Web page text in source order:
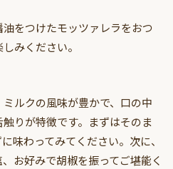
をつけたモッツァレラをおつ
みください。
ルクの風味が豊かで、口の中
りが特徴です。まずはそのま
味わってみてください。次に、
お好みで胡椒を振ってご堪能く